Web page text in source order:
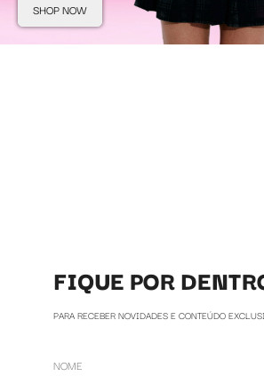
SHOP NOW
FIQUE POR
PARA RECEBER NOVIDADES E CONTEÚDO